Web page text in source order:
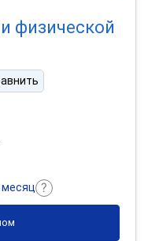
физической
месяц